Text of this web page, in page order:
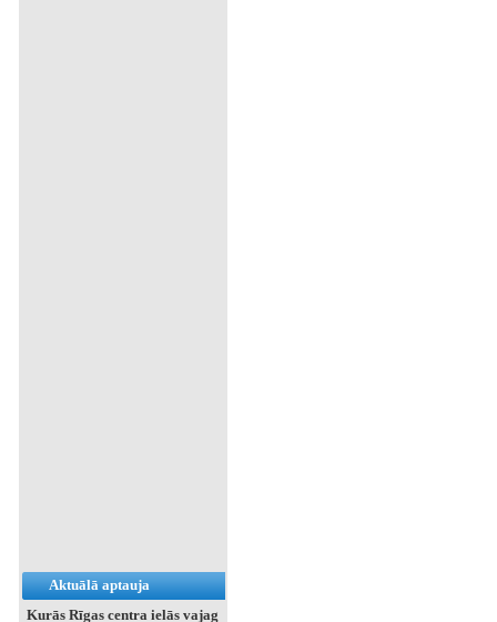
Aktuālā aptauja
Kurās Rīgas centra ielās vajag